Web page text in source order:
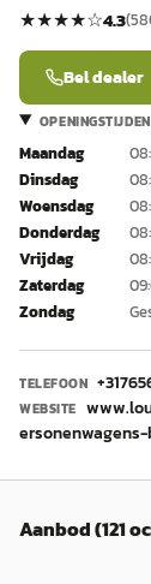
★★★★☆4.3(
Bel dealer
OPENINGSTIJDEN
Maandag
Dinsdag
Woensdag
Donderdag
Vrijdag
Zaterdag
Zondag
TELEFOON
WEBSITE
Aanbod (121